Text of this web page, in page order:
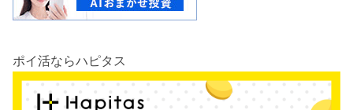
ポイ活ならハピタス